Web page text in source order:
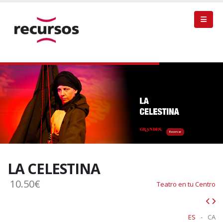
Reservar
LA CELESTINA
10.50€ Teatro en tu Centro
CA
-
ES